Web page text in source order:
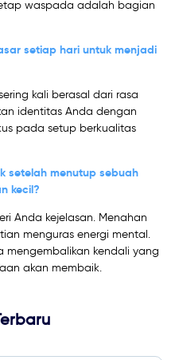
waspada adalah bagian
setiap hari untuk menjadi
kali berasal dari rasa
identitas Anda dengan
pada setup berkualitas
setelah menutup sebuah
kecil?
Anda kejelasan. Menahan
menguras energi mental.
mengembalikan kendali yang
akan membaik.